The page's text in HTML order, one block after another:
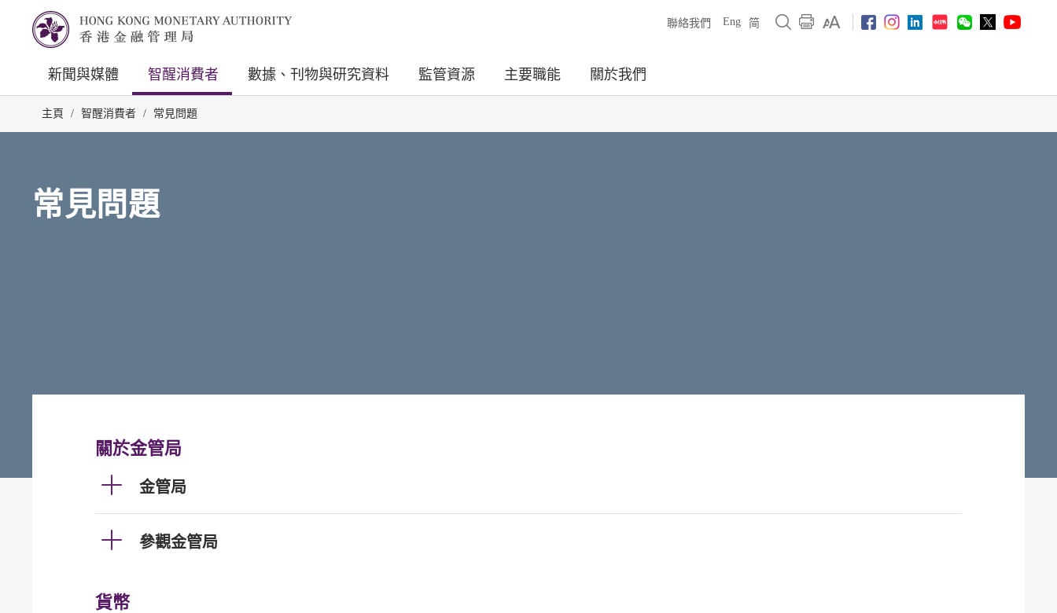
聯絡我們 Eng 简
新聞與媒體 智醒消費者 數據、刊物與研究資料 監管資源 主要職能 關於我們
主頁 / 智醒消費者 / 常見問題
常見問題
關於金管局
金管局
參觀金管局
貨幣